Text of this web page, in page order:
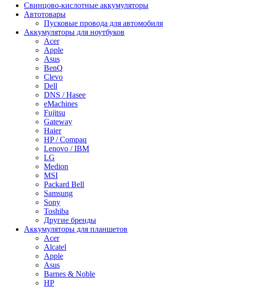
Cвинцово-кислотные аккумуляторы
Автотовары
Пусковые провода для автомобиля
Аккумуляторы для ноутбуков
Acer
Apple
Asus
BenQ
Clevo
Dell
DNS / Hasee
eMachines
Fujitsu
Gateway
Haier
HP / Compaq
Lenovo / IBM
LG
Medion
MSI
Packard Bell
Samsung
Sony
Toshiba
Другие бренды
Аккумуляторы для планшетов
Acer
Alcatel
Apple
Asus
Barnes & Noble
HP